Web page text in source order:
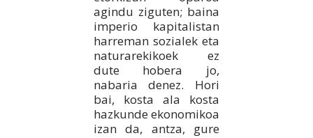
agindu ziguten; baina
imperio kapitalistan
harreman sozialek eta
naturarekikoek ez
dute hobera jo,
nabaria denez. Hori
bai, kosta ala kosta
hazkunde ekonomikoa
izan da, antza, gure